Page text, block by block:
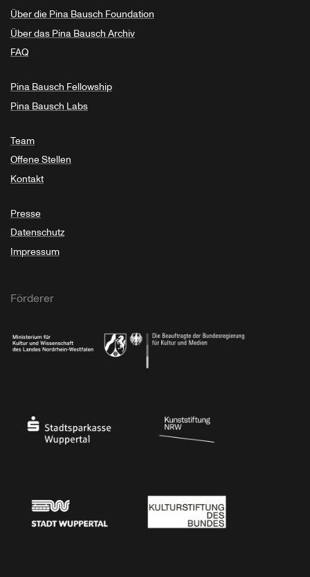
Über die Pina Bausch Foundation
Über das Pina Bausch Archiv
FAQ
Pina Bausch Fellowship
Pina Bausch Labs
Team
Offene Stellen
Kontakt
Presse
Datenschutz
Impressum
Förderer